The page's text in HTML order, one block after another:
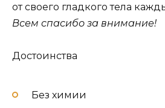
от своего гладкого тела
Всем спасибо за внимание!
Достоинства
Без химии